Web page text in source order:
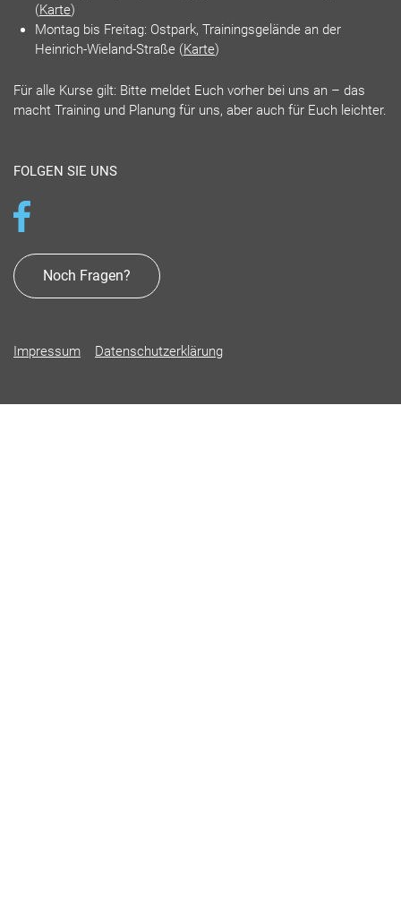
(Karte)
Montag bis Freitag: Ostpark, Trainingsgelände an der
Heinrich-Wieland-Straße (Karte)
Für alle Kurse gilt: Bitte meldet Euch vorher bei uns an – das
macht Training und Planung für uns, aber auch für Euch leichter.
FOLGEN SIE UNS
Noch Fragen?
Impressum Datenschutzerklärung